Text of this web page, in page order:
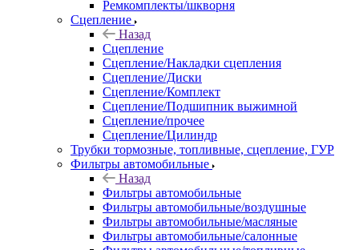
Ремкомплекты/шкворня
Сцепление
Назад
Сцепление
Сцепление/Накладки сцепления
Сцепление/Диски
Сцепление/Комплект
Сцепление/Подшипник выжимной
Сцепление/прочее
Сцепление/Цилиндр
Трубки тормозные, топливные, сцепление, ГУР
Фильтры автомобильные
Назад
Фильтры автомобильные
Фильтры автомобильные/воздушные
Фильтры автомобильные/масляные
Фильтры автомобильные/салонные